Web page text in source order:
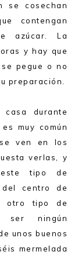
se cosechan
contengan
azúcar. La
y hay que
pegue o no
preparación.
durante
muy común
ven en los
verlas, y
tipo de
centro de
otro tipo de
ser ningún
unos buenos
mermelada